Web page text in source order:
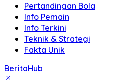
Pertandingan Bola
Info Pemain
Info Terkini
Teknik & Strategi
Fakta Unik
BeritaHub